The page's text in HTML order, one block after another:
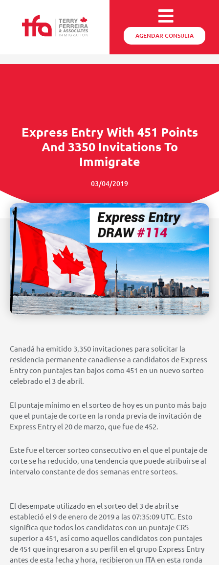
AGENDAR CONSULTA
Express Entry With 451 Points
And 3350 Invitations To
Immigrate
03/04/2019
Canadá ha emitido 3,350 invitaciones para solicitar la
residencia permanente canadiense a candidatos de Express
Entry con puntajes tan bajos como 451 en un nuevo sorteo
celebrado el 3 de abril.
El puntaje mínimo en el sorteo de hoy es un punto más bajo
que el puntaje de corte en la ronda previa de invitación de
Express Entry el 20 de marzo, que fue de 452.
Este fue el tercer sorteo consecutivo en el que el puntaje de
corte se ha reducido, una tendencia que puede atribuirse al
intervalo constante de dos semanas entre sorteos.
El desempate utilizado en el sorteo del 3 de abril se
estableció el 9 de enero de 2019 a las 07:35:09 UTC. Esto
significa que todos los candidatos con un puntaje CRS
superior a 451, así como aquellos candidatos con puntajes
de 451 que ingresaron a su perfil en el grupo Express Entry
antes de esta fecha y hora, recibieron un ITA en esta ronda